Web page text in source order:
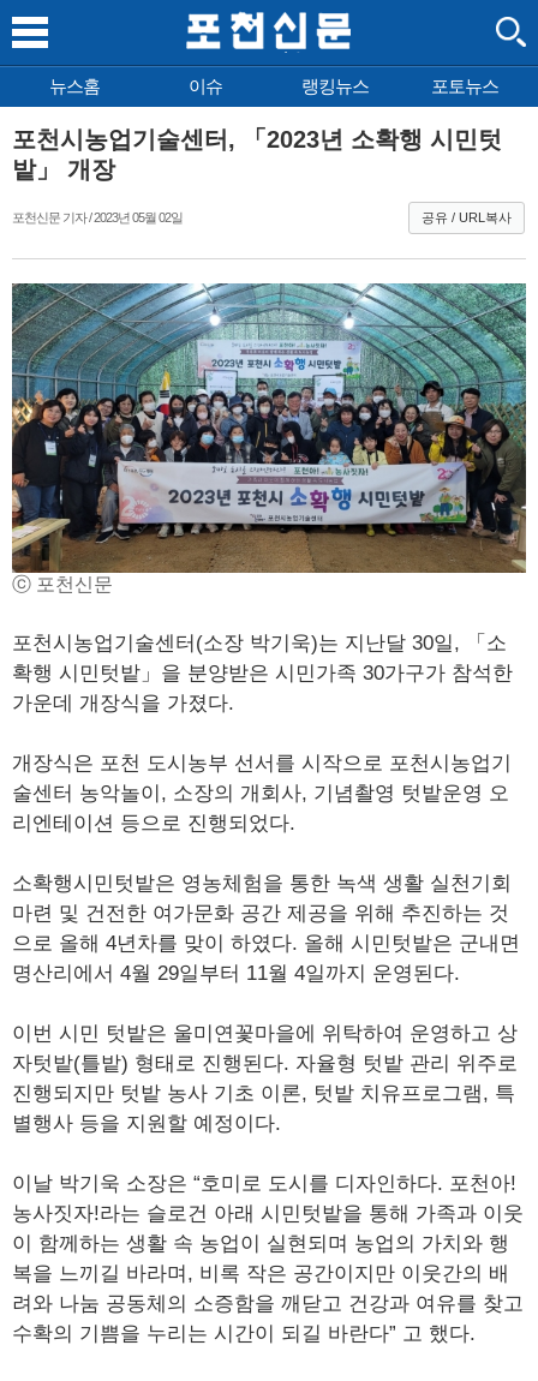
뉴스홈 이슈 랭킹뉴스 포토뉴스
포천시농업기술센터, 「2023년 소확행 시민텃
밭」 개장
포천신문 기자 / 2023년 05월 02일 공유 / URL복사
ⓒ 포천신문
포천시농업기술센터(소장 박기욱)는 지난달 30일, 「소
확행 시민텃밭」을 분양받은 시민가족 30가구가 참석한
가운데 개장식을 가졌다.
개장식은 포천 도시농부 선서를 시작으로 포천시농업기
술센터 농악놀이, 소장의 개회사, 기념촬영 텃밭운영 오
리엔테이션 등으로 진행되었다.
소확행시민텃밭은 영농체험을 통한 녹색 생활 실천기회
마련 및 건전한 여가문화 공간 제공을 위해 추진하는 것
으로 올해 4년차를 맞이 하였다. 올해 시민텃밭은 군내면
명산리에서 4월 29일부터 11월 4일까지 운영된다.
이번 시민 텃밭은 울미연꽃마을에 위탁하여 운영하고 상
자텃밭(틀밭) 형태로 진행된다. 자율형 텃밭 관리 위주로
진행되지만 텃밭 농사 기초 이론, 텃밭 치유프로그램, 특
별행사 등을 지원할 예정이다.
이날 박기욱 소장은 “호미로 도시를 디자인하다. 포천아!
농사짓자!라는 슬로건 아래 시민텃밭을 통해 가족과 이웃
이 함께하는 생활 속 농업이 실현되며 농업의 가치와 행
복을 느끼길 바라며, 비록 작은 공간이지만 이웃간의 배
려와 나눔 공동체의 소증함을 깨닫고 건강과 여유를 찾고
수확의 기쁨을 누리는 시간이 되길 바란다” 고 했다.